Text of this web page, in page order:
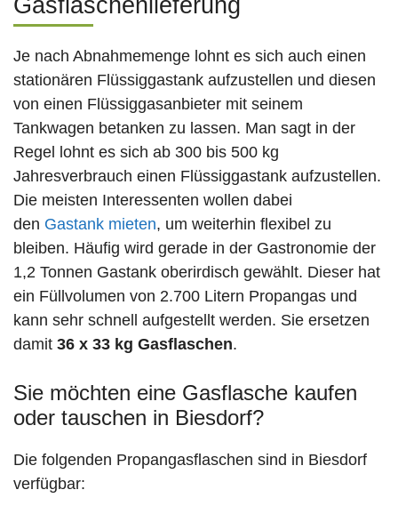
Gasflaschenlieferung
Je nach Abnahmemenge lohnt es sich auch einen
stationären Flüssiggastank aufzustellen und diesen
von einen Flüssiggasanbieter mit seinem
Tankwagen betanken zu lassen. Man sagt in der
Regel lohnt es sich ab 300 bis 500 kg
Jahresverbrauch einen Flüssiggastank aufzustellen.
Die meisten Interessenten wollen dabei
den Gastank mieten, um weiterhin flexibel zu
bleiben. Häufig wird gerade in der Gastronomie der
1,2 Tonnen Gastank oberirdisch gewählt. Dieser hat
ein Füllvolumen von 2.700 Litern Propangas und
kann sehr schnell aufgestellt werden. Sie ersetzen
damit 36 x 33 kg Gasflaschen.
Sie möchten eine Gasflasche kaufen
oder tauschen in Biesdorf?
Die folgenden Propangasflaschen sind in Biesdorf
verfügbar: